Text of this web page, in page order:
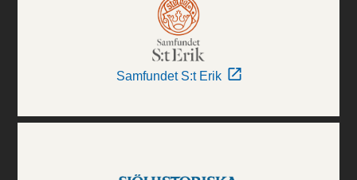
Samfundet S:t Erik